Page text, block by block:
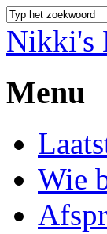
Nikki's
Menu
Wie